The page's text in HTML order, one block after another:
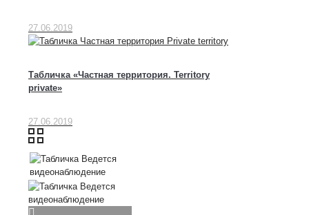
27.06.2019
Табличка «Частная территория. Territory
private»
27.06.2019